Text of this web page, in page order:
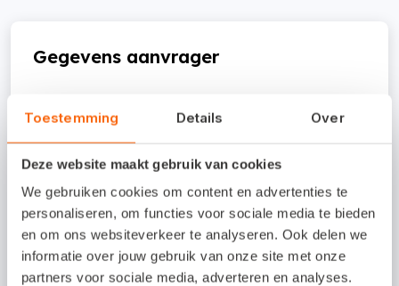
Toestemming Details Over
Deze website maakt gebruik van cookies
We gebruiken cookies om content en advertenties te
personaliseren, om functies voor sociale media te bieden
en om ons websiteverkeer te analyseren. Ook delen we
informatie over jouw gebruik van onze site met onze
partners voor sociale media, adverteren en analyses.
Gegevens aanvrager
Bedrijfsnaam
Voornaam*
Achternaam*